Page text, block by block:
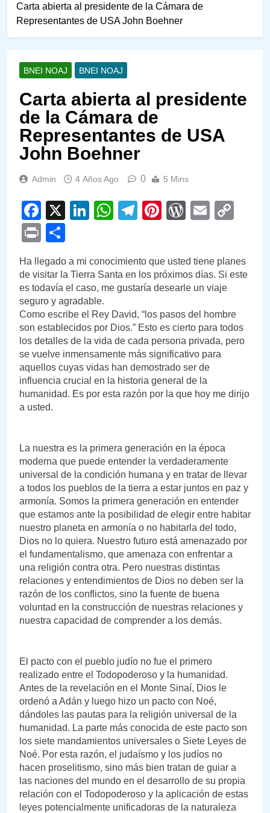
Carta abierta al presidente de la Cámara de
Representantes de USA John Boehner
BNEI NOAJ BNEI NOAJ
Carta abierta al presidente
de la Cámara de
Representantes de USA
John Boehner
Admin 4 Años Ago 0 5 Mins
Facebook
X LinkedIn
WhatsApp
Telegram
PinterestEmail
Print
Ha llegado a mi conocimiento que usted tiene planes
de visitar la Tierra Santa en los próximos días. Si este
es todavía el caso, me gustaría desearle un viaje
seguro y agradable.
Como escribe el Rey David, “los pasos del hombre
son establecidos por Dios.” Esto es cierto para todos
los detalles de la vida de cada persona privada, pero
se vuelve inmensamente más significativo para
aquellos cuyas vidas han demostrado ser de
influencia crucial en la historia general de la
humanidad. Es por esta razón por la que hoy me dirijo
a usted.
La nuestra es la primera generación en la época
moderna que puede entender la verdaderamente
universal de la condición humana y en tratar de llevar
a todos los pueblos de la tierra a estar juntos en paz y
armonía. Somos la primera generación en entender
que estamos ante la posibilidad de elegir entre habitar
nuestro planeta en armonía o no habitarla del todo,
Dios no lo quiera. Nuestro futuro está amenazado por
el fundamentalismo, que amenaza con enfrentar a
una religión contra otra. Pero nuestras distintas
relaciones y entendimientos de Dios no deben ser la
razón de los conflictos, sino la fuente de buena
voluntad en la construcción de nuestras relaciones y
nuestra capacidad de comprender a los demás.
El pacto con el pueblo judío no fue el primero
realizado entre el Todopoderoso y la humanidad.
Antes de la revelación en el Monte Sinaí, Dios le
ordenó a Adán y luego hizo un pacto con Noé,
dándoles las pautas para la religión universal de la
humanidad. La parte más conocida de este pacto son
los siete mandamientos universales o Siete Leyes de
Noé. Por esta razón, el judaísmo y los judíos no
hacen proselitismo, sino más bien tratan de guiar a
las naciones del mundo en el desarrollo de su propia
relación con el Todopoderoso y la aplicación de estas
leyes potencialmente unificadoras de la naturaleza